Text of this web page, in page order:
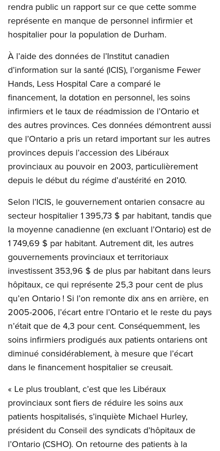
rendra public un rapport sur ce que cette somme
représente en manque de personnel infirmier et
hospitalier pour la population de Durham.
À l’aide des données de l’Institut canadien
d’information sur la santé (ICIS), l’organisme Fewer
Hands, Less Hospital Care a comparé le
financement, la dotation en personnel, les soins
infirmiers et le taux de réadmission de l’Ontario et
des autres provinces. Ces données démontrent aussi
que l’Ontario a pris un retard important sur les autres
provinces depuis l’accession des Libéraux
provinciaux au pouvoir en 2003, particulièrement
depuis le début du régime d’austérité en 2010.
Selon l’ICIS, le gouvernement ontarien consacre au
secteur hospitalier 1 395,73 $ par habitant, tandis que
la moyenne canadienne (en excluant l’Ontario) est de
1 749,69 $ par habitant. Autrement dit, les autres
gouvernements provinciaux et territoriaux
investissent 353,96 $ de plus par habitant dans leurs
hôpitaux, ce qui représente 25,3 pour cent de plus
qu’en Ontario ! Si l’on remonte dix ans en arrière, en
2005-2006, l’écart entre l’Ontario et le reste du pays
n’était que de 4,3 pour cent. Conséquemment, les
soins infirmiers prodigués aux patients ontariens ont
diminué considérablement, à mesure que l’écart
dans le financement hospitalier se creusait.
« Le plus troublant, c’est que les Libéraux
provinciaux sont fiers de réduire les soins aux
patients hospitalisés, s’inquiète Michael Hurley,
président du Conseil des syndicats d’hôpitaux de
l’Ontario (CSHO). On retourne des patients à la